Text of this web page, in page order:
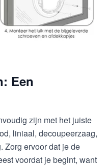
Een
zijn met het juiste
liniaal, decoupeerzaag,
Zorg ervoor dat je de
voordat je begint, want